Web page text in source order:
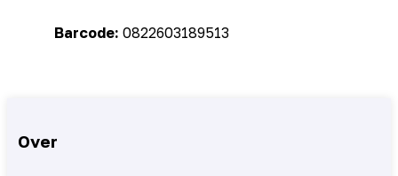
Barcode: 0822603189513
Over